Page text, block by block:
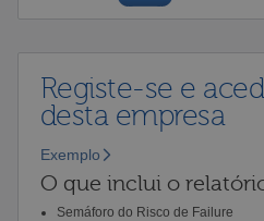
Registe-se e
desta empresa
Exemplo
O que inclui o
Semáforo do Risco de Failure